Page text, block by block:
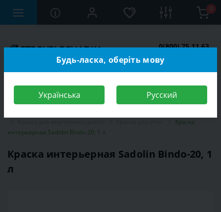
0
0(800) 75 11 63
Краска
интерьерная Sadolin Bindo-20, 1 л
Краска интерьерная Sadolin Bindo-20, 1
л
Будь-ласка, оберіть мову
Українська Русский